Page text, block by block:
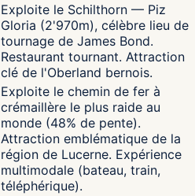
Exploite le Schilthorn — Piz
Gloria (2'970m), célèbre lieu de
tournage de James Bond.
Restaurant tournant. Attraction
clé de l'Oberland bernois.
Exploite le chemin de fer à
crémaillère le plus raide au
monde (48% de pente).
Attraction emblématique de la
région de Lucerne. Expérience
multimodale (bateau, train,
téléphérique).